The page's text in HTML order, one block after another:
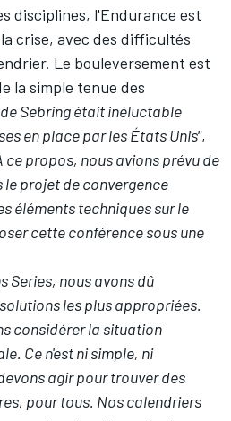
disciplines, l'Endurance est
crise, avec des difficultés
Le bouleversement est
la simple tenue des
Sebring était inéluctable
en place par les États Unis",
ce propos, nous avions prévu de
projet de convergence
éléments techniques sur le
cette conférence sous une
Series, nous avons dû
les plus appropriées.
considérer la situation
Ce n'est ni simple, ni
agir pour trouver des
pour tous. Nos calendriers